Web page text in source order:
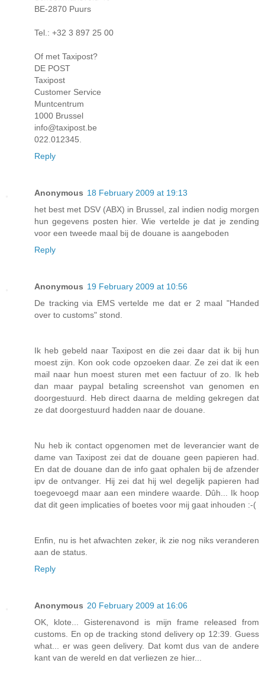
BE-2870 Puurs
Tel.: +32 3 897 25 00
Of met Taxipost?
DE POST
Taxipost
Customer Service
Muntcentrum
1000 Brussel
info@taxipost.be
022.012345.
Reply
Anonymous 18 February 2009 at 19:13
het best met DSV (ABX) in Brussel, zal indien nodig morgen
hun gegevens posten hier. Wie vertelde je dat je zending
voor een tweede maal bij de douane is aangeboden
Reply
Anonymous 19 February 2009 at 10:56
De tracking via EMS vertelde me dat er 2 maal "Handed
over to customs" stond.
Ik heb gebeld naar Taxipost en die zei daar dat ik bij hun
moest zijn. Kon ook code opzoeken daar. Ze zei dat ik een
mail naar hun moest sturen met een factuur of zo. Ik heb
dan maar paypal betaling screenshot van genomen en
doorgestuurd. Heb direct daarna de melding gekregen dat
ze dat doorgestuurd hadden naar de douane.
Nu heb ik contact opgenomen met de leverancier want de
dame van Taxipost zei dat de douane geen papieren had.
En dat de douane dan de info gaat ophalen bij de afzender
ipv de ontvanger. Hij zei dat hij wel degelijk papieren had
toegevoegd maar aan een mindere waarde. Dûh... Ik hoop
dat dit geen implicaties of boetes voor mij gaat inhouden :-(
Enfin, nu is het afwachten zeker, ik zie nog niks veranderen
aan de status.
Reply
Anonymous 20 February 2009 at 16:06
OK, klote... Gisterenavond is mijn frame released from
customs. En op de tracking stond delivery op 12:39. Guess
what... er was geen delivery. Dat komt dus van de andere
kant van de wereld en dat verliezen ze hier...